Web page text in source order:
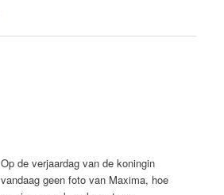
Op de verjaardag van de koningin
vandaag geen foto van Maxima, hoe